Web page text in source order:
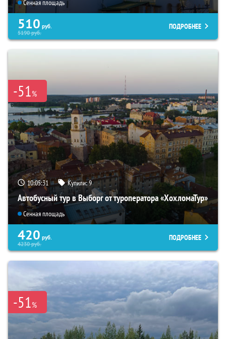
Сенная площадь
510 руб.
5190руб.
ПОДРОБНЕЕ
-51%
10:05:30 Купили:9
Автобусный тур в Выборг от туроператора «ХохломаТур»
Сенная площадь
420 руб.
4230руб.
ПОДРОБНЕЕ
-51%